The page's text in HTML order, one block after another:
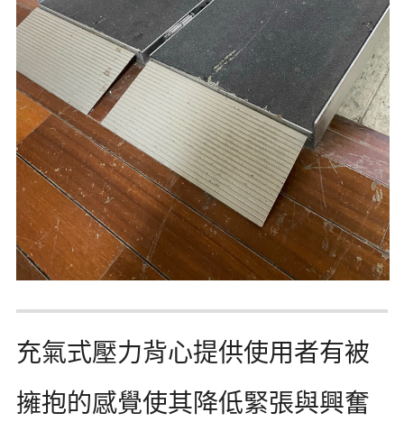
充氣式壓力背心提供使用者有被
擁抱的感覺使其降低緊張與興奮